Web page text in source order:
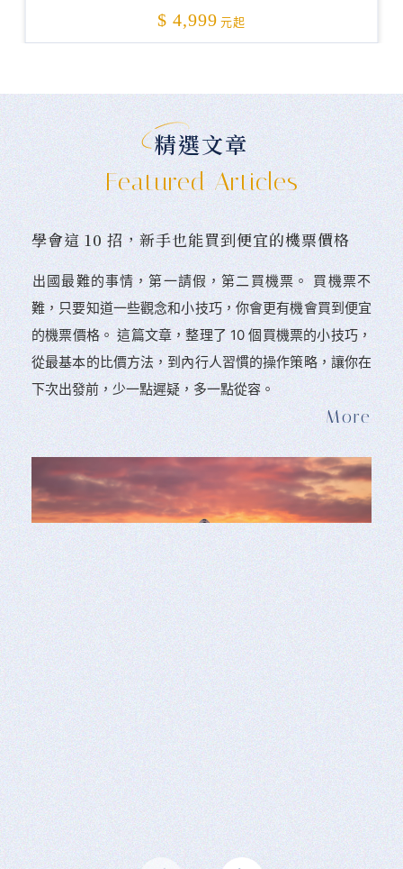
$ 4,999 元起
精選文章
Featured Articles
學會這 10 招，新手也能買到便宜的機票價格
󠀠出國最難的事情，第一請假，第二買機票。 󠀠買機票不
難，只要知道一些觀念和小技巧，你會更有機會買到便宜
的機票價格。 這篇文章，整理了 10 個買機票的小技巧，
從最基本的比價方法，到內行人習慣的操作策略，讓你在
下次出發前，少一點遲疑，多一點從容。